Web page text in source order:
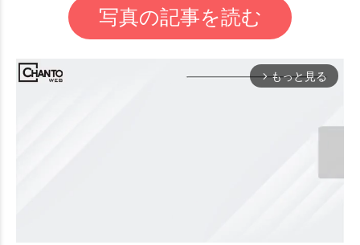
写真の記事を読む
arrow_forward_ios もっと見る